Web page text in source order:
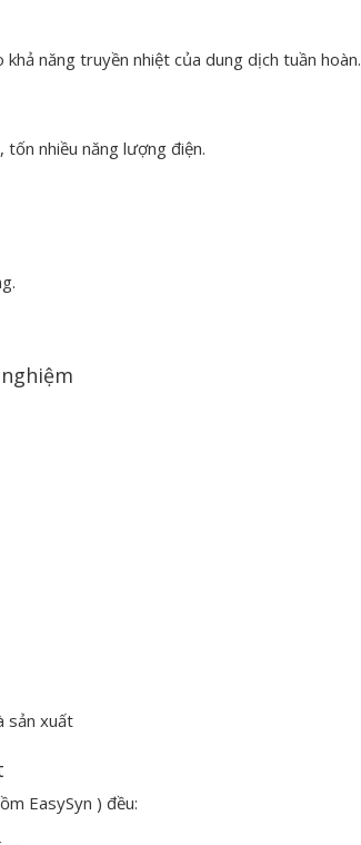
năng truyền nhiệt của dung dịch tuần hoàn.
nhiều năng lượng điện.
sản xuất
EasySyn ) đều: